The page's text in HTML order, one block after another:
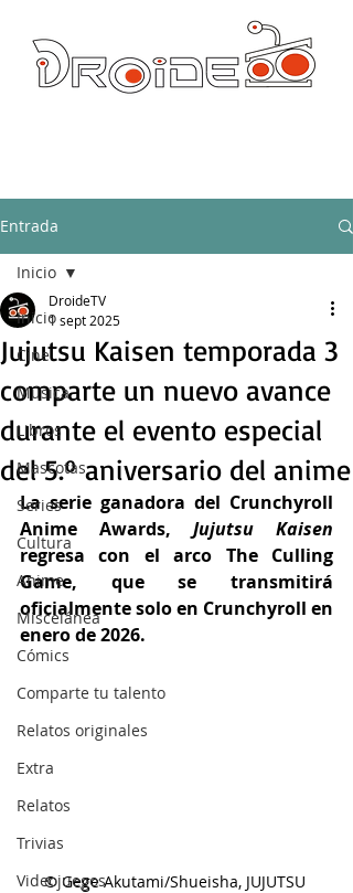
Entrada
Inicio
Cine
Música
Libros
Mascotas
Series
Cultura
Anime
Miscelánea
Cómics
Comparte tu talento
Relatos originales
Extra
Relatos
Trivias
Videojuegos
Inicio
Jujutsu Kaisen temporada 3
comparte un nuevo avance
durante el evento especial
del 5.º aniversario del anime
DroideTV
1 sept 2025
La serie ganadora del Crunchyroll
Anime Awards, Jujutsu Kaisen
regresa con el arco The Culling
Game, que se transmitirá
oficialmente solo en Crunchyroll en
enero de 2026.
© Gege Akutami/Shueisha, JUJUTSU